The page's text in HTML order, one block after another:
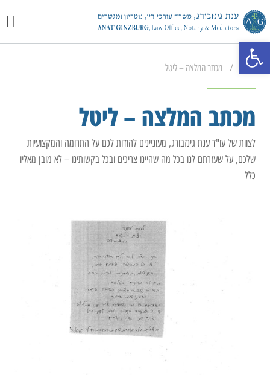
ראשי / מכתב המלצה – ליטל
מכתב המלצה – ליטל
לצוות של עו"ד ענת גינזבורג, מעוניינים להודות לכם על התרומה והמקצועיות
שלכם, על שעזרתם לנו בכל מה שהיינו צריכים ובכל בקשותינו – לא מובן מאליו
כלל
פתח סרגל נגישות